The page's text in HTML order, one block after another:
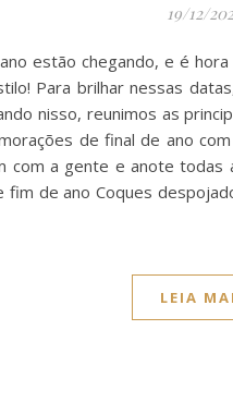
19/12/
estão chegando, e é
Para brilhar nessas
nisso, reunimos as
de final de ano
com a gente e anote todas
de ano Coques
LEIA